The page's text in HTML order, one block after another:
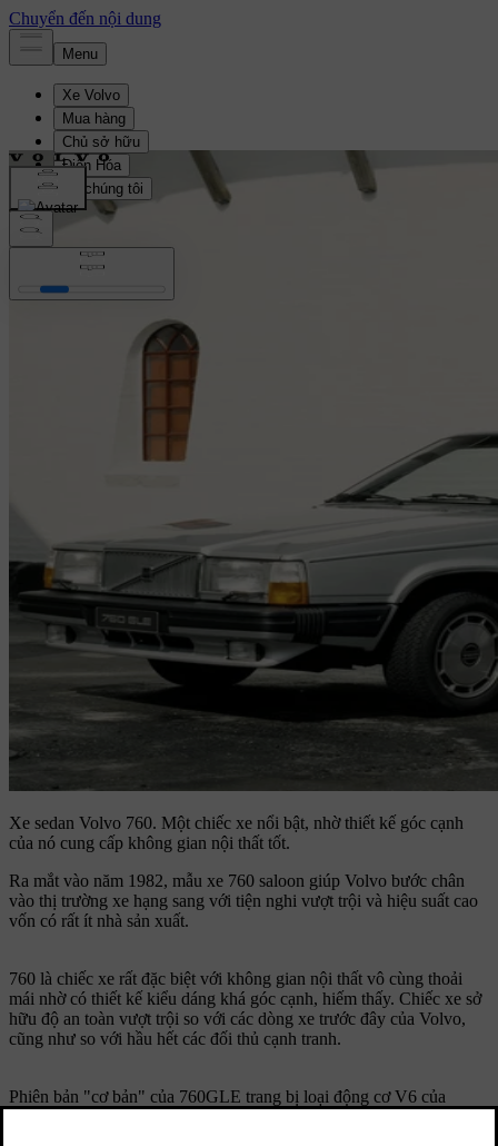
Xe sedan Volvo 760. Một chiếc xe nổi bật, nhờ thiết kế góc cạnh
của nó cung cấp không gian nội thất tốt.
Ra mắt vào năm 1982, mẫu xe 760 saloon giúp Volvo bước chân
vào thị trường xe hạng sang với tiện nghi vượt trội và hiệu suất cao
vốn có rất ít nhà sản xuất.
760 là chiếc xe rất đặc biệt với không gian nội thất vô cùng thoải
mái nhờ có thiết kế kiểu dáng khá góc cạnh, hiếm thấy. Chiếc xe sở
hữu độ an toàn vượt trội so với các dòng xe trước đây của Volvo,
cũng như so với hầu hết các đối thủ cạnh tranh.
Phiên bản "cơ bản" của 760GLE trang bị loại động cơ V6 của